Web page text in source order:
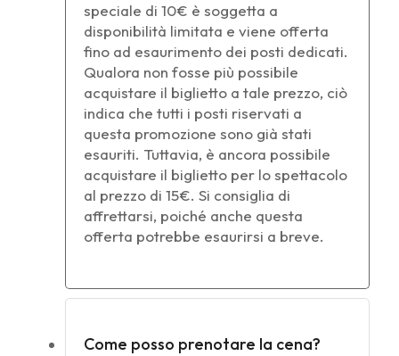
speciale di 10€ è soggetta a
disponibilità limitata e viene offerta
fino ad esaurimento dei posti dedicati.
Qualora non fosse più possibile
acquistare il biglietto a tale prezzo, ciò
indica che tutti i posti riservati a
questa promozione sono già stati
esauriti. Tuttavia, è ancora possibile
acquistare il biglietto per lo spettacolo
al prezzo di 15€. Si consiglia di
affrettarsi, poiché anche questa
offerta potrebbe esaurirsi a breve.
Come posso prenotare la cena?